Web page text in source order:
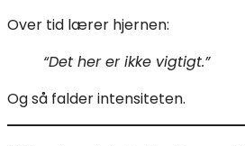
Over tid lærer hjernen:
“Det her er ikke vigtigt.”
Og så falder intensiteten.